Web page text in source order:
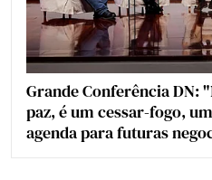
Grande Conferência DN:
paz, é um cessar-fogo,
agenda para futuras